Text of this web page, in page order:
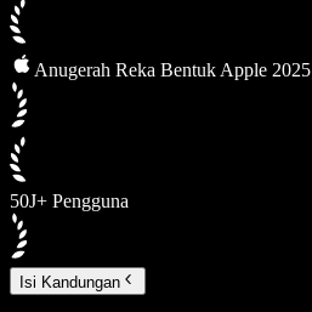
Anugerah Reka Bentuk Apple 2025
50J+ Pengguna
Isi Kandungan